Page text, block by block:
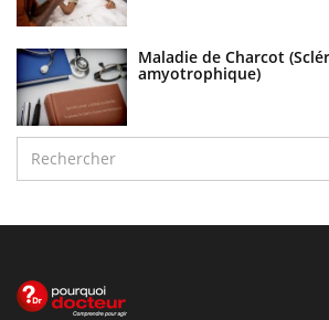
Maladie de Charcot
amyotrophique)